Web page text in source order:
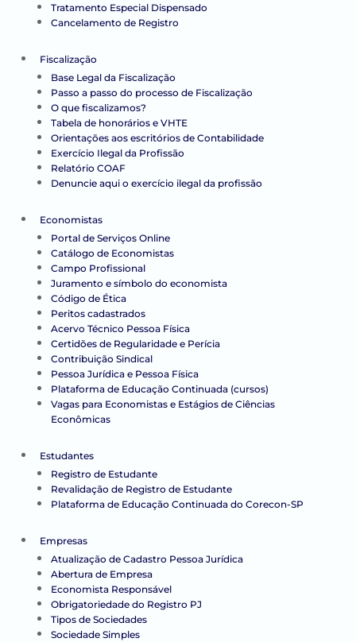
Tratamento Especial Dispensado
Cancelamento de Registro
Fiscalização
Base Legal da Fiscalização
Passo a passo do processo de Fiscalização
O que fiscalizamos?
Tabela de honorários e VHTE
Orientações aos escritórios de Contabilidade
Exercício Ilegal da Profissão
Relatório COAF
Denuncie aqui o exercício ilegal da profissão
Economistas
Portal de Serviços Online
Catálogo de Economistas
Campo Profissional
Juramento e símbolo do economista
Código de Ética
Peritos cadastrados
Acervo Técnico Pessoa Física
Certidões de Regularidade e Perícia
Contribuição Sindical
Pessoa Jurídica e Pessoa Física
Plataforma de Educação Continuada (cursos)
Vagas para Economistas e Estágios de Ciências
Econômicas
Estudantes
Registro de Estudante
Revalidação de Registro de Estudante
Plataforma de Educação Continuada do Corecon-SP
Empresas
Atualização de Cadastro Pessoa Jurídica
Abertura de Empresa
Economista Responsável
Obrigatoriedade do Registro PJ
Tipos de Sociedades
Sociedade Simples